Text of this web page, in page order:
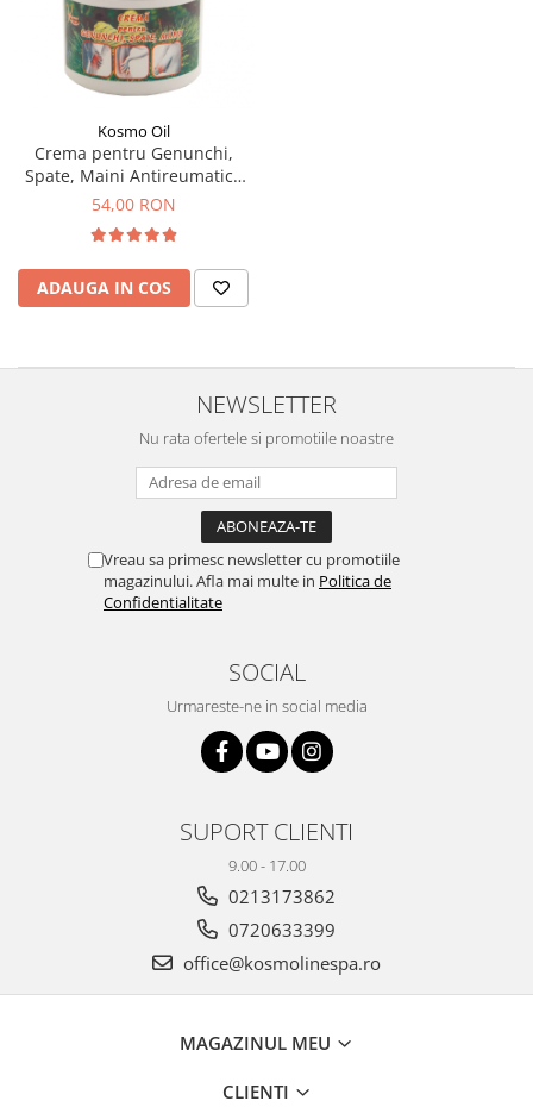
Kosmo Oil
Crema pentru Genunchi,
Spate, Maini Antireumatica
500 ml
54,00 RON
ADAUGA IN COS
NEWSLETTER
Nu rata ofertele si promotiile noastre
Vreau sa primesc newsletter cu promotiile
magazinului. Afla mai multe in Politica de
Confidentialitate
SOCIAL
Urmareste-ne in social media
SUPORT CLIENTI
9.00 - 17.00
0213173862
0720633399
office@kosmolinespa.ro
MAGAZINUL MEU
CLIENTI